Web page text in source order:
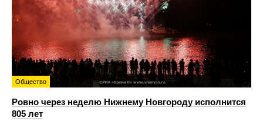
Общество
Ровно через неделю Нижнему Новгороду исполнится
805 лет